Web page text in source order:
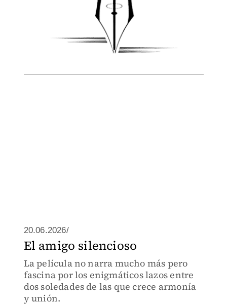
20.06.2026/
El amigo silencioso
La película no narra mucho más pero
fascina por los enigmáticos lazos entre
dos soledades de las que crece armonía
y unión.